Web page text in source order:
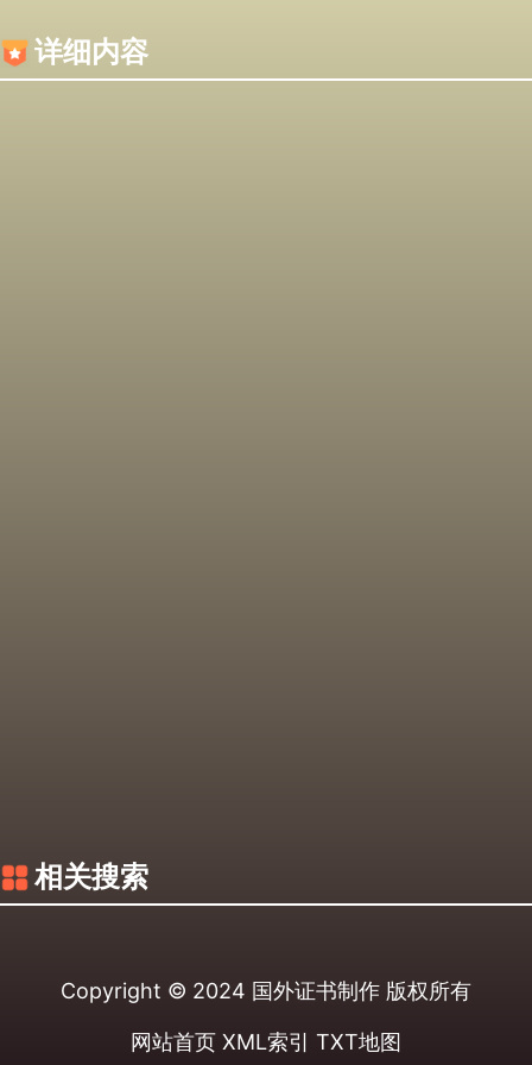
详细内容
相关搜索
Copyright © 2024 国外证书制作 版权所有
网站首页 XML索引 TXT地图